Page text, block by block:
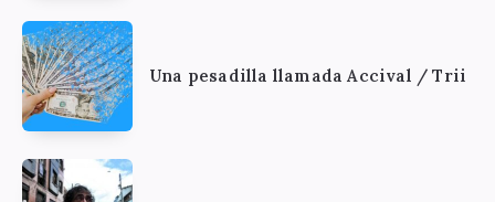
Una pesadilla llamada Accival / Trii